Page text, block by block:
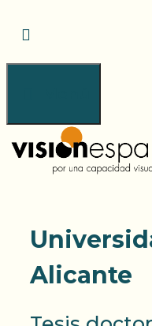
Alicante